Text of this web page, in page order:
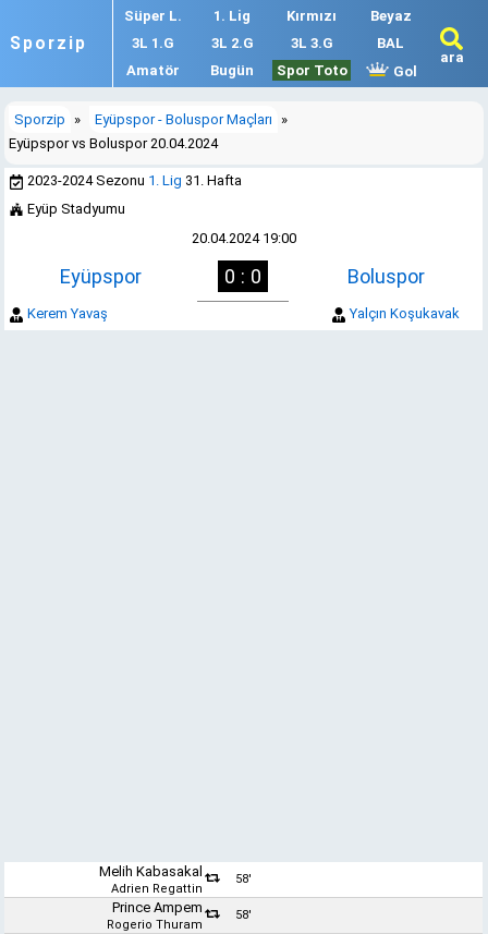
Sporzip
Süper L. 1. Lig Kırmızı
Beyaz
3L 1.G
3L 2.G 3L 3.G
BAL
Amatör
Bugün Spor Toto Gol
ara
Sporzip » Eyüpspor - Boluspor Maçları
»
Eyüpspor vs Boluspor 20.04.2024
2023-2024 Sezonu 1. Lig 31. Hafta
Eyüp Stadyumu
20.04.2024 19:00
Eyüpspor 0 : 0 Boluspor
Kerem Yavaş Yalçın Koşukavak
Melih Kabasakal
Adrien Regattin
58'
Prince Ampem
Rogerio Thuram
58'